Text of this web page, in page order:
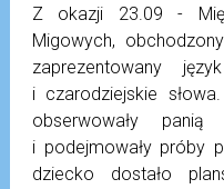
Z okazji 23.09 -
Migowych,
zaprezentowany
i czarodziejskie
obserwowały
i podejmowały próby
dziecko dostało